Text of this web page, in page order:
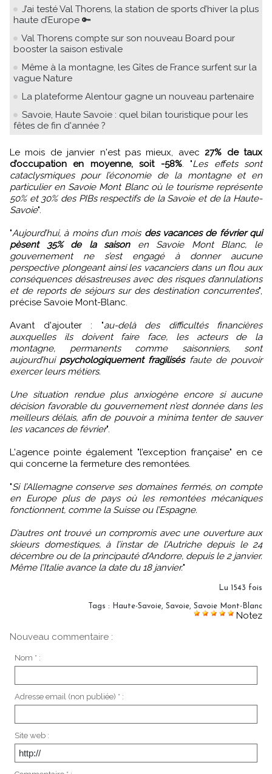
J’ai testé Val Thorens, la station de sports d’hiver la plus
haute d’Europe 🔑
Val Thorens compte sur son nouveau Board pour
booster la saison estivale
Même à la montagne, les Gîtes de France surfent sur la
vague Nature
La plateforme Alentour gagne un nouveau partenaire
Savoie, Haute Savoie : quel bilan touristique pour les
fêtes de fin d'année ?
Le mois de janvier n'est pas mieux, avec 27% de taux
d’occupation en moyenne, soit -58%. "Les effets sont
cataclysmiques pour l’économie de la montagne et en
particulier en Savoie Mont Blanc où le tourisme représente
50% et 30% des PIBs respectifs de la Savoie et de la Haute-
Savoie".
"Aujourd’hui, à moins d’un mois des vacances de février qui
pèsent 35% de la saisonen Savoie Mont Blanc, le
gouvernement ne s’est engagé à donner aucune
perspective plongeant ainsi les vacanciers dans un flou aux
conséquences désastreuses avec des risques d’annulations
et de reports de séjours sur des destination concurrentes",
précise Savoie Mont-Blanc.
Avant d'ajouter : "au-delà des difficultés financières
auxquelles ils doivent faire face, les acteurs de la
montagne, permanents comme saisonniers, sont
aujourd’hui psychologiquement fragilisésfaute de pouvoir
exercer leurs métiers.
Une situation rendue plus anxiogène encore si aucune
décision favorable du gouvernement n’est donnée dans les
meilleurs délais, afin de pouvoir a minima tenter de sauver
les vacances de février".
L'agence pointe également "l’exception française" en ce
qui concerne la fermeture des remontées.
"Si l’Allemagne conserve ses domaines fermés, on compte
en Europe plus de pays où les remontées mécaniques
fonctionnent, comme la Suisse ou l’Espagne.
D’autres ont trouvé un compromis avec une ouverture aux
skieurs domestiques, à l’instar de l’Autriche depuis le 24
décembre ou de la principauté d’Andorre, depuis le 2 janvier.
Même l’Italie avance la date du 18 janvier."
Lu 1543 fois
Tags : Haute-Savoie, Savoie, Savoie Mont-Blanc
Notez
Nouveau commentaire :
Nom * :
Adresse email (non publiée) * :
Site web :